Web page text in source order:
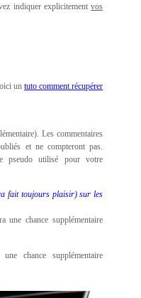
indiquer explicitementvos
untuto comment récupérer
Les commentaires
et ne compteront pas.
pseudo utilisé pour votre
fait toujours plaisir) sur les
une chance supplémentaire
chance supplémentaire